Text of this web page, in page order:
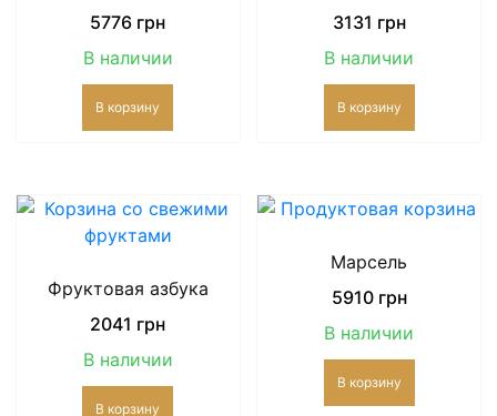
5776 грн
В наличии
В корзину
3131 грн
В наличии
В корзину
Фруктовая азбука
2041 грн
В наличии
В корзину
Марсель
5910грн
В наличии
В корзину